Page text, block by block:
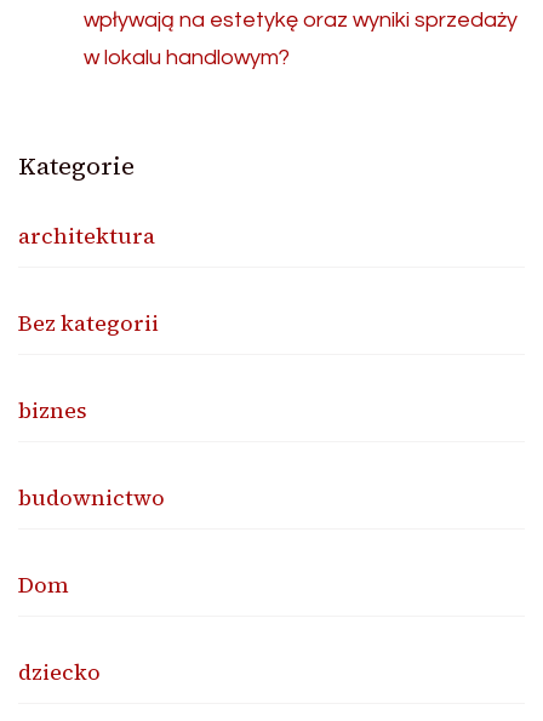
wpływają na estetykę oraz wyniki sprzedaży
w lokalu handlowym?
Kategorie
architektura
Bez kategorii
biznes
budownictwo
Dom
dziecko